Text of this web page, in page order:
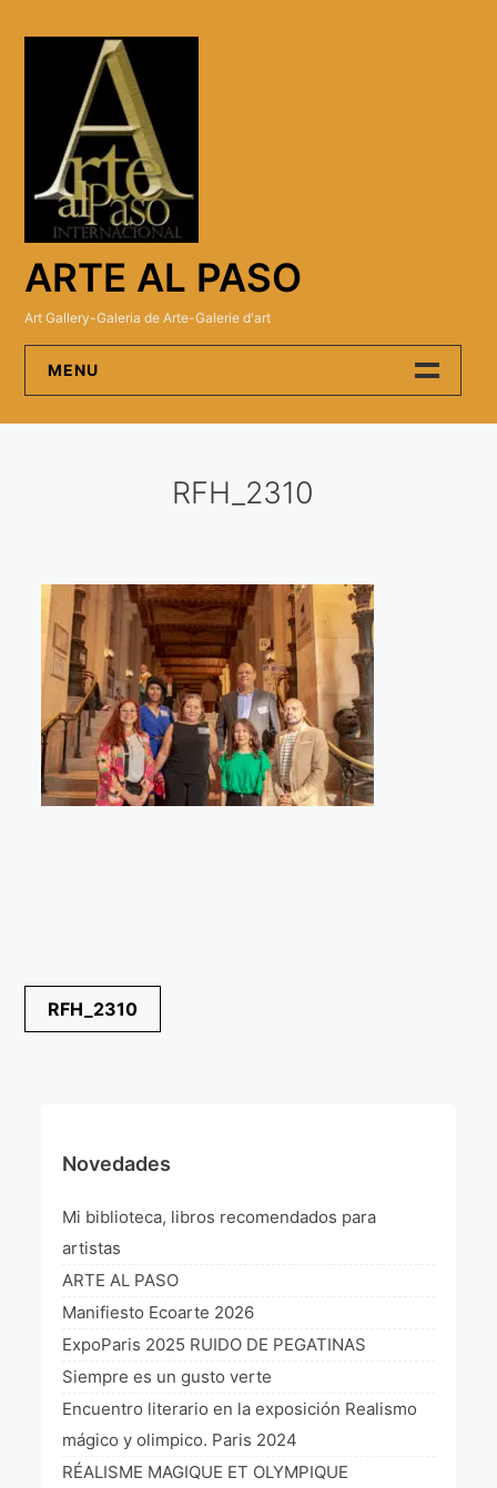
ARTE AL PASO
Art Gallery-Galeria de Arte-Galerie d'art
MENU
Visitas a los ateliers o talleres de artistas
Presse
Qué dicen de nosotros?
Aviso legal
Política de cookies
«Impressionnis-vous» Paris 2023
¡VIVE Molière! Un hommage latino-américain à
La Formule de l’art París 2020
L’art Latino-américain à Paris 2019
Reflecting Source. NY 2019
«Sincronías con sentido» Bogotá Colombia 2019
«Huellas trashumantes» New York 2018
Commissaire D’exposition
RFH_2310
Navegación
de
RFH_2310
Novedades
Mi biblioteca, libros recomendados para
artistas
ARTE AL PASO
Manifiesto Ecoarte 2026
ExpoParis 2025 RUIDO DE PEGATINAS
Siempre es un gusto verte
Encuentro literario en la exposición Realismo
mágico y olimpico. Paris 2024
RÉALISME MAGIQUE ET OLYMPIQUE